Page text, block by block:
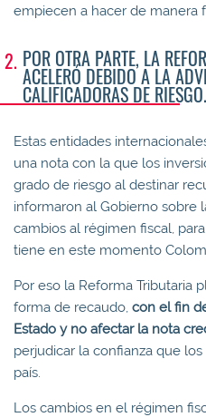
empiecen a hacer de manera
POR OTRA PARTE, LA
ACELERÓ DEBIDO A LA
CALIFICADORAS DE RIESGO.
Estas entidades
una nota con la que los
grado de riesgo al destinar
informaron al Gobierno sobre
cambios al régimen fiscal,
tiene en este momento
Por eso la Reforma Tributaria
forma de recaudo, con el fin
Estado y no afectar la nota
perjudicar la confianza que
país.
Los cambios en el régimen